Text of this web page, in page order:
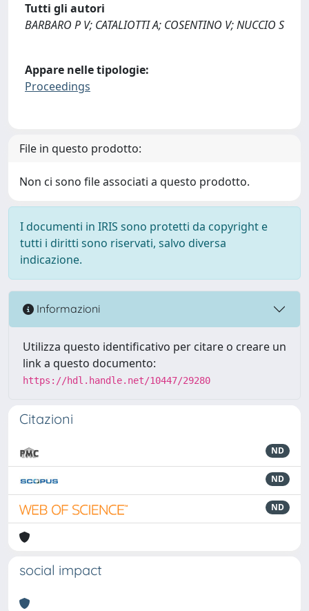
Tutti gli autori
BARBARO P V; CATALIOTTI A; COSENTINO V; NUCCIO S
Appare nelle tipologie:
Proceedings
File in questo prodotto:
Non ci sono file associati a questo prodotto.
I documenti in IRIS sono protetti da copyright e
tutti i diritti sono riservati, salvo diversa
indicazione.
Informazioni
Utilizza questo identificativo per citare o creare un
link a questo documento:
https://hdl.handle.net/10447/29280
Citazioni
ND
ND
ND
social impact